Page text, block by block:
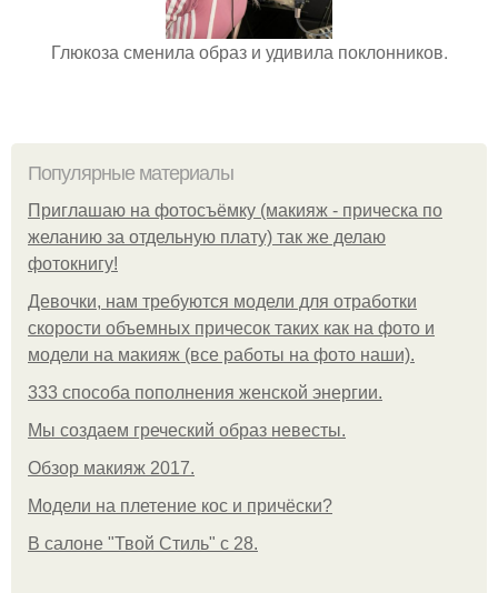
Глюкоза сменила образ и удивила поклонников.
Популярные материалы
Приглашаю на фотосъёмку (макияж - прическа по
желанию за отдельную плату) так же делаю
фотокнигу!
Девочки, нам требуются модели для отработки
скорости объемных причесок таких как на фото и
модели на макияж (все работы на фото наши).
333 способа пополнения женской энергии.
Мы создаем греческий образ невесты.
Обзор макияж 2017.
Модели на плетение кос и причёски?
В салоне "Твой Стиль" с 28.